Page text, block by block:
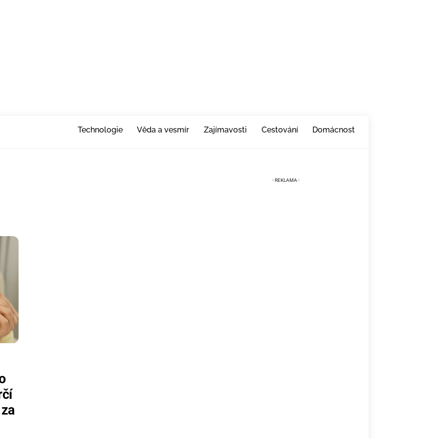
Technologie Věda a vesmír Zajímavosti Cestování Domácnost